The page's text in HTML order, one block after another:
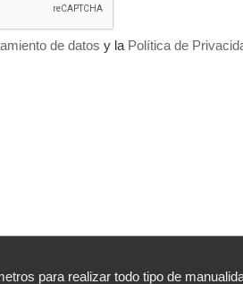
de datos y la Política de
para realizar todo tipo de